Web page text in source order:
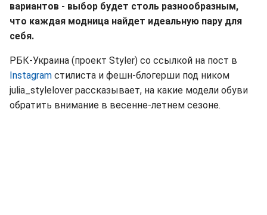
вариантов - выбор будет столь разнообразным,
что каждая модница найдет идеальную пару для
себя.
РБК-Украина (проект Styler) со ссылкой на пост в
Instagram стилиста и фешн-блогерши под ником
julia_stylelover рассказывает, на какие модели обуви
обратить внимание в весенне-летнем сезоне.